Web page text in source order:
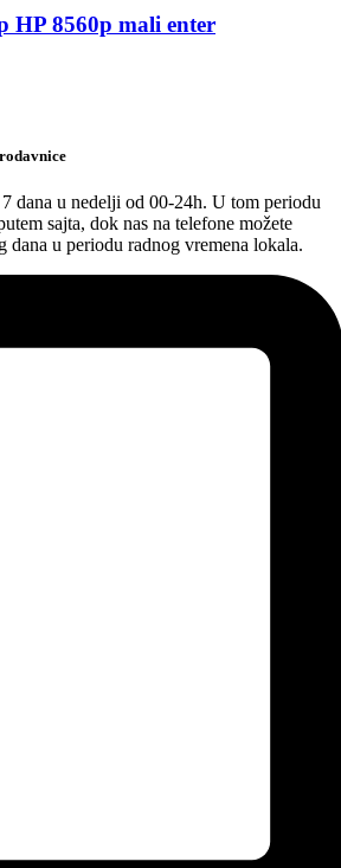
HP 8560p mali enter
dana u nedelji od 00-24h. U tom periodu
sajta, dok nas na telefone možete
dana u periodu radnog vremena lokala.